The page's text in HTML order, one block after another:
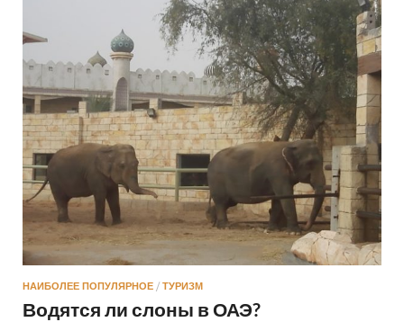
НАИБОЛЕЕ ПОПУЛЯРНОЕ / ТУРИЗМ
Водятся ли слоны в ОАЭ?